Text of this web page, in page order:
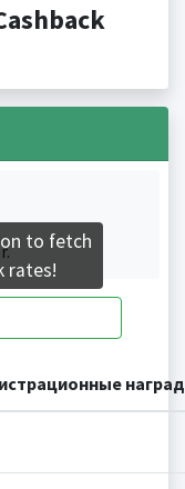
to fetch
rates!